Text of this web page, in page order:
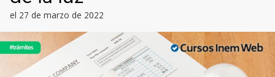
el 27 de marzo de 2022